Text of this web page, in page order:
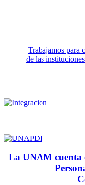
Trabajamos para
de las
La UNAM cuenta